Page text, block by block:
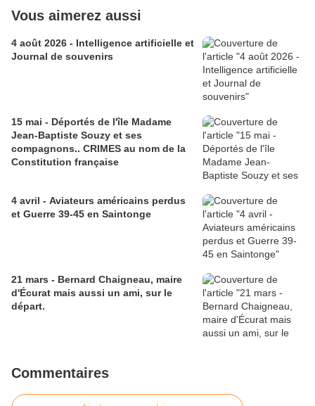
Vous aimerez aussi
4 août 2026 - Intelligence artificielle et
Journal de souvenirs
15 mai - Déportés de l'île Madame
Jean-Baptiste Souzy et ses
compagnons.. CRIMES au nom de la
Constitution française
4 avril - Aviateurs américains perdus
et Guerre 39-45 en Saintonge
21 mars - Bernard Chaigneau, maire
d'Écurat mais aussi un ami, sur le
départ.
Commentaires